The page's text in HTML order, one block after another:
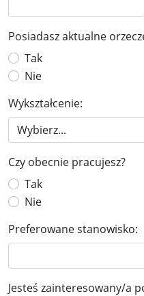
Posiadasz aktualne
Tak
Nie
Wykształcenie:
Czy obecnie pracujesz?
Tak
Nie
Preferowane stanowisko:
Jesteś zainteresowany/a